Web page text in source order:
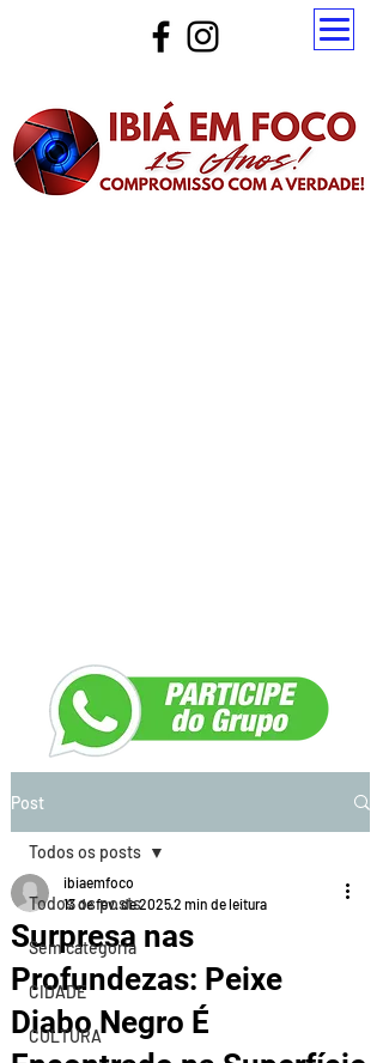
Post
Todos os posts
Sem categoria
CIDADE
CULTURA
Todos os posts
Surpresa nas
Profundezas: Peixe
Diabo Negro É
ibiaemfoco
13 de fev. de 20252 min de leitura